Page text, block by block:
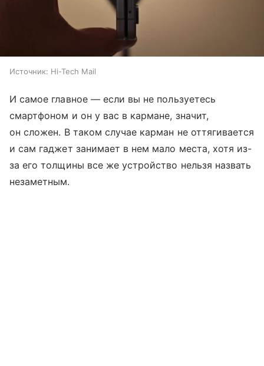
Источник: Hi-Tech Mail
И самое главное — если вы не пользуетесь
смартфоном и он у вас в кармане, значит,
он сложен. В таком случае карман не оттягивается
и сам гаджет занимает в нем мало места, хотя из-
за его толщины все же устройство нельзя назвать
незаметным.